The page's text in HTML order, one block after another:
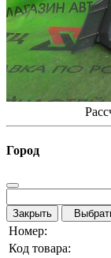
Город
Закрыть
Номер:
Код товара: